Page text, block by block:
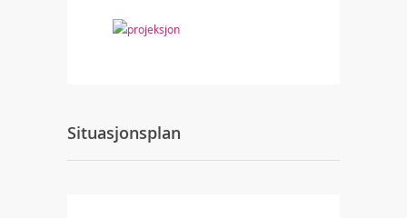
Situasjonsplan